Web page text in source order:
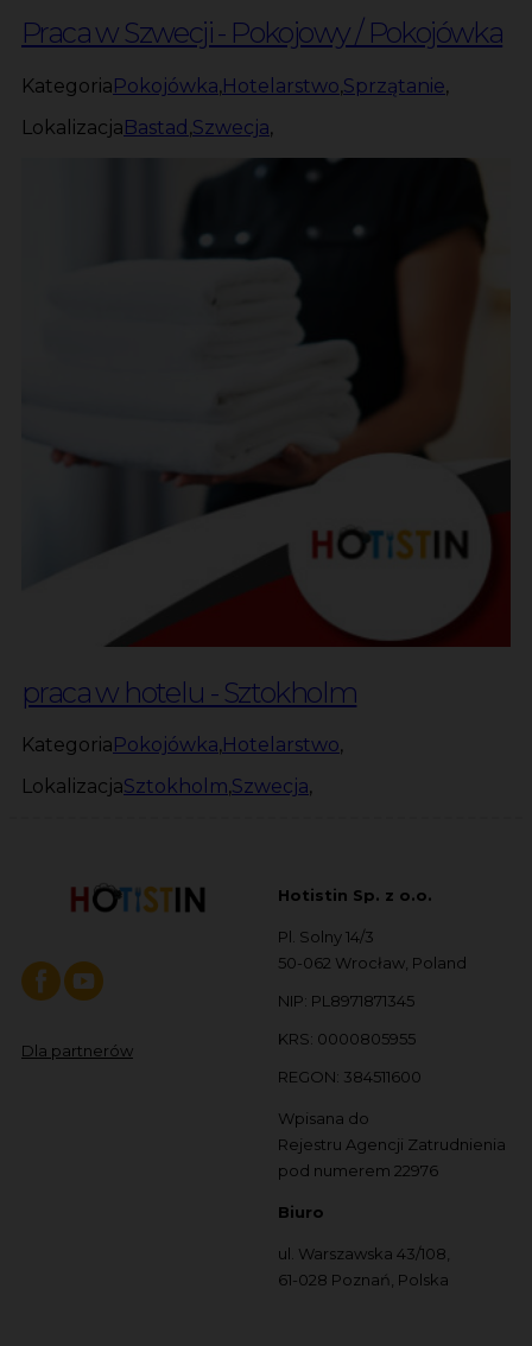
Praca w Szwecji - Pokojowy / Pokojówka
KategoriaPokojówka,Hotelarstwo,Sprzątanie,
LokalizacjaBastad ,Szwecja,
praca w hotelu - Sztokholm
Kategoria Pokojówka,Hotelarstwo,
LokalizacjaSztokholm,Szwecja,
Dla partnerów
Hotistin Sp. z o.o.
Pl. Solny 14/3
50-062 Wrocław, Poland
NIP: PL8971871345
KRS: 0000805955
REGON: 384511600
Wpisana do
Rejestru Agencji Zatrudnienia
pod numerem 22976
Biuro
ul. Warszawska 43/108,
61-028 Poznań, Polska